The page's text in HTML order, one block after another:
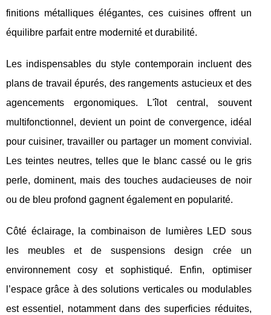
finitions métalliques élégantes, ces cuisines offrent un
équilibre parfait entre modernité et durabilité.
Les indispensables du style contemporain incluent des
plans de travail épurés, des rangements astucieux et des
agencements ergonomiques. L'îlot central, souvent
multifonctionnel, devient un point de convergence, idéal
pour cuisiner, travailler ou partager un moment convivial.
Les teintes neutres, telles que le blanc cassé ou le gris
perle, dominent, mais des touches audacieuses de noir
ou de bleu profond gagnent également en popularité.
Côté éclairage, la combinaison de lumières LED sous
les meubles et de suspensions design crée un
environnement cosy et sophistiqué. Enfin, optimiser
l’espace grâce à des solutions verticales ou modulables
est essentiel, notamment dans des superficies réduites,